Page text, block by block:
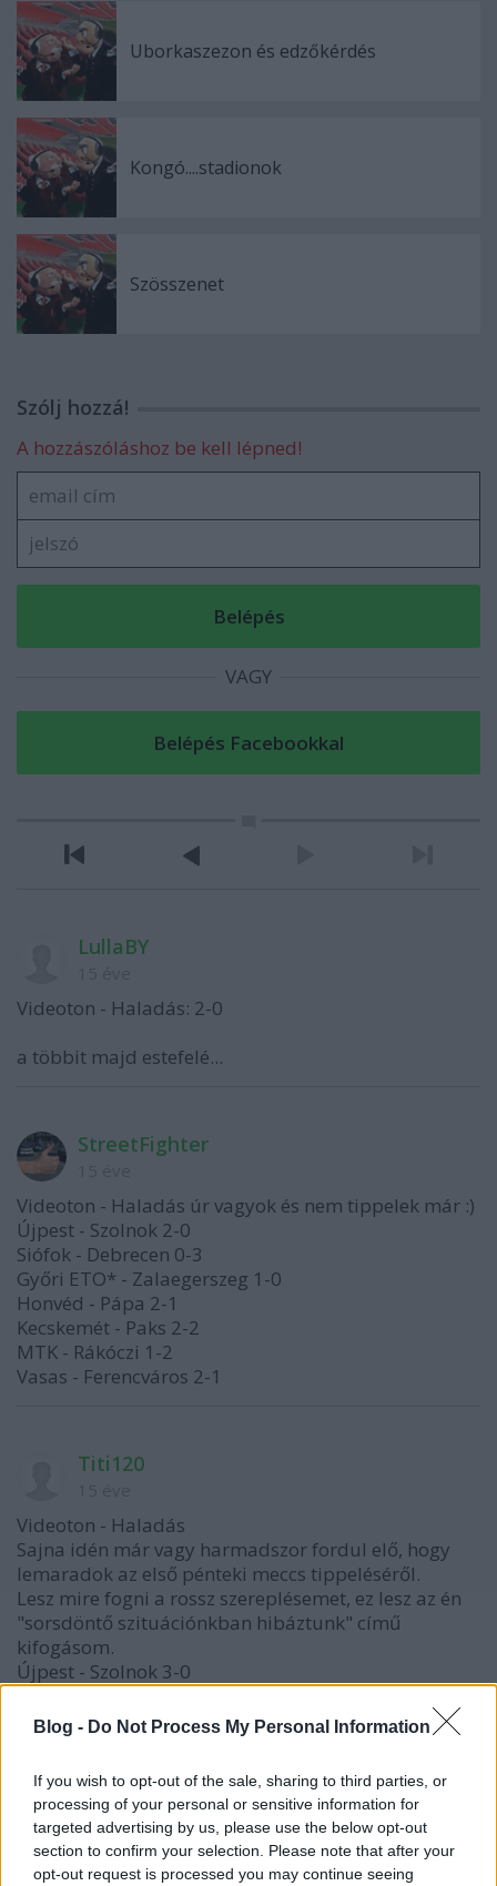
Blog - Do Not Process My Personal Information
If you wish to opt-out of the sale, sharing to third parties, or
processing of your personal or sensitive information for
targeted advertising by us, please use the below opt-out
section to confirm your selection. Please note that after your
opt-out request is processed you may continue seeing
Uborkaszezon és edzőkérdés
Kongó....stadionok
Szösszenet
Szólj hozzá!
A hozzászóláshoz be kell lépned!
VAGY
LullaBY
Videoton - Haladás: 2-0
a többit majd estefelé...
StreetFighter
Videoton - Haladás úr vagyok és nem tippelek már :)
Újpest - Szolnok 2-0
Siófok - Debrecen 0-3
Győri ETO* - Zalaegerszeg 1-0
Honvéd - Pápa 2-1
Kecskemét - Paks 2-2
MTK - Rákóczi 1-2
Vasas - Ferencváros 2-1
Titi120
Videoton - Haladás
Sajna idén már vagy harmadszor fordul elő, hogy
lemaradok az első pénteki meccs tippeléséről.
Lesz mire fogni a rossz szereplésemet, ez lesz az én
"sorsdöntő szituációnkban hibáztunk" című
kifogásom.
Újpest - Szolnok 3-0
Győri ETO - Zalaegerszeg 2-1
Honvéd - Pápa 3-1
Kecskemét - Paks 3-1
MTK - Rákóczi 1-1
Vasas - Ferencváros 2-2